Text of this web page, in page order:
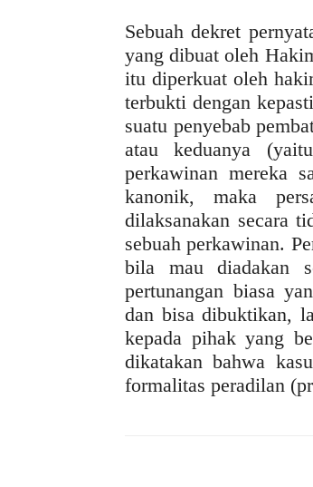
Sebuah dekret
yang dibuat oleh
itu diperkuat oleh
terbukti dengan
suatu penyebab
atau keduanya
perkawinan mereka
kanonik, maka
dilaksanakan secara
sebuah perkawinan.
bila mau diadakan
pertunangan biasa
dan bisa dibuktikan,
kepada pihak yang
dikatakan bahwa
formalitas peradilan